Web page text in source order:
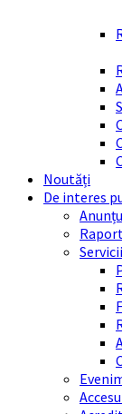
Noutăți
De interes